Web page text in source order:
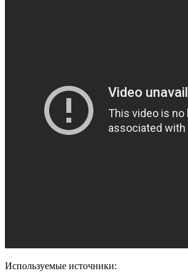
Используемые источники: